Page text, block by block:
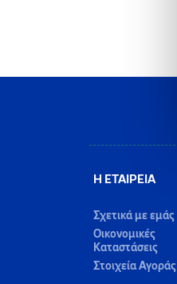
Η ΕΤΑΙΡΕΙΑ
Σχετικά με εμάς
Οικονομικές
Καταστάσεις
Στοιχεία Αγοράς